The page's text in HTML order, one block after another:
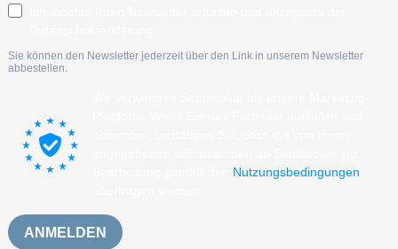
Sie können den Newsletter jederzeit über den Link in unserem Newsletter
abbestellen.
Nutzungsbedingungen
ANMELDEN